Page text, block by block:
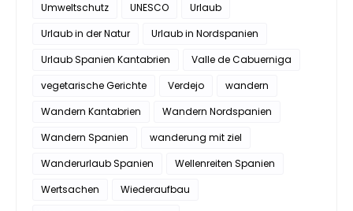
Umweltschutz
UNESCO
Urlaub
Urlaub in der Natur
Urlaub in Nordspanien
Urlaub Spanien Kantabrien
Valle de Cabuerniga
vegetarische Gerichte
Verdejo
wandern
Wandern Kantabrien
Wandern Nordspanien
Wandern Spanien
wanderung mit ziel
Wanderurlaub Spanien
Wellenreiten Spanien
Wertsachen
Wiederaufbau